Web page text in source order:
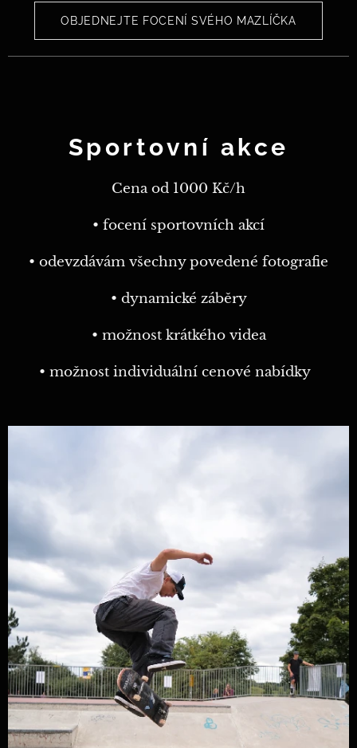
OBJEDNEJTE FOCENÍ SVÉHO MAZLÍČKA
Sportovní akce
Cena od 1000 Kč/h
• focení sportovních akcí
• odevzdávám všechny povedené fotografie
• dynamické záběry
• možnost krátkého videa
• možnost individuální cenové nabídky